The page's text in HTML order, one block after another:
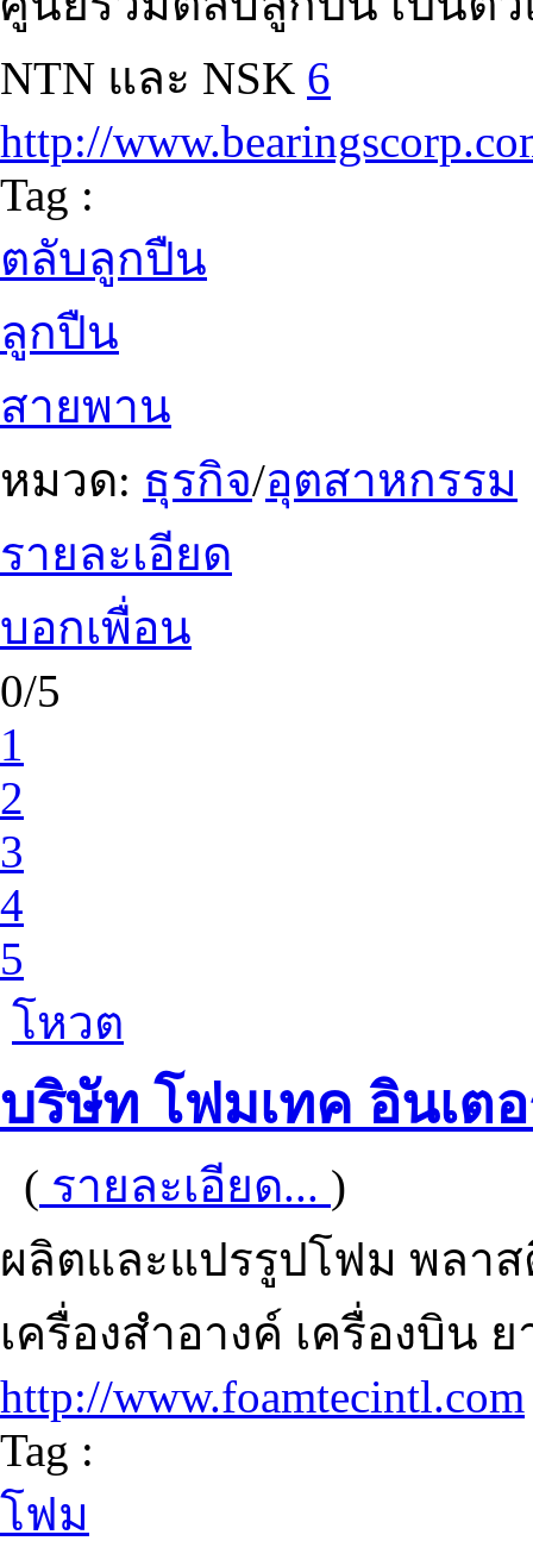
NTN และ NSK 6
http://
Tag :
ตลับลูกปืน
ลูกปืน
สายพาน
หมวด: ธุรกิจ/อุตสาหกรรม
รายละเอียด
บอกเพื่อน
0/5
1
2
3
4
5
โหวต
บริษัท โฟมเทค อินเต
( รายละเอียด... )
ผลิตและแปรรูปโฟม พลา
เครื่องสำอางค์ เครื่องบิน
http://www.foamtecintl.com
Tag :
โฟม